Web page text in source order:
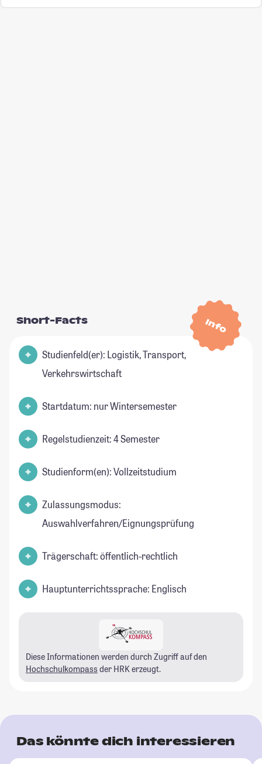
Info
Short-Facts
Studienfeld(er): Logistik, Transport,
Verkehrswirtschaft
Startdatum: nur Wintersemester
Regelstudienzeit: 4 Semester
Studienform(en): Vollzeitstudium
Zulassungsmodus:
Auswahlverfahren/Eignungsprüfung
Trägerschaft: öffentlich-rechtlich
Hauptunterrichtssprache: Englisch
Diese Informationen werden durch Zugriff auf den
Hochschulkompass der HRK erzeugt.
Das könnte dich interessieren